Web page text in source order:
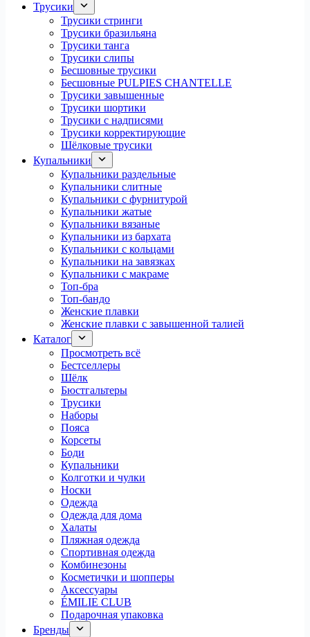
Трусики
Трусики стринги
Трусики бразильяна
Трусики танга
Трусики слипы
Бесшовные трусики
Бесшовные PULPIES CHANTELLE
Трусики завышенные
Трусики шортики
Трусики с надписями
Трусики корректирующие
Шёлковые трусики
Купальники
Купальники раздельные
Купальники слитные
Купальники с фурнитурой
Купальники жатые
Купальники вязаные
Купальники из бархата
Купальники с кольцами
Купальники на завязках
Купальники с макраме
Топ-бра
Топ-бандо
Женские плавки
Женские плавки с завышенной талией
Каталог
Просмотреть всё
Бестселлеры
Шёлк
Бюстгальтеры
Трусики
Наборы
Пояса
Корсеты
Боди
Купальники
Колготки и чулки
Носки
Одежда
Одежда для дома
Халаты
Пляжная одежда
Спортивная одежда
Комбинезоны
Косметички и шопперы
Аксессуары
ÉMILIE CLUB
Подарочная упаковка
Бренды